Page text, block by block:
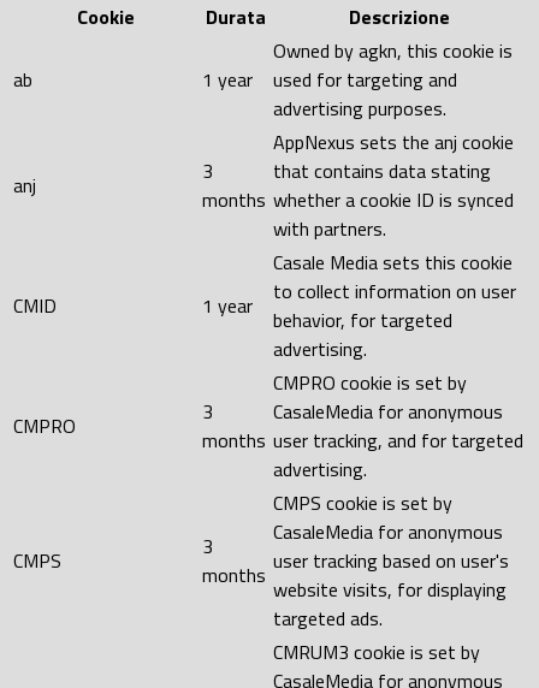
Cookie
Durata Descrizione
ab 1 year
Owned by agkn, this cookie is
used for targeting and
advertising purposes.
anj
3
months
AppNexus sets the anj cookie
that contains data stating
whether a cookie ID is synced
with partners.
CMID 1 year
Casale Media sets this cookie
to collect information on user
behavior, for targeted
advertising.
CMPRO
3
months
CMPRO cookie is set by
CasaleMedia for anonymous
user tracking, and for targeted
advertising.
CMPS
3
months
CMPS cookie is set by
CasaleMedia for anonymous
user tracking based on user's
website visits, for displaying
targeted ads.
CMRUM3 cookie is set by
CasaleMedia for anonymous